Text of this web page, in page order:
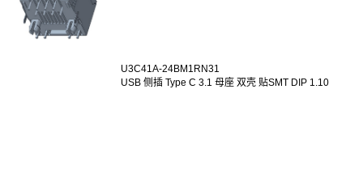
U3C41A-24BM1RN31
USB 侧插 Type C 3.1 母座 双壳 贴SMT DIP 1.10